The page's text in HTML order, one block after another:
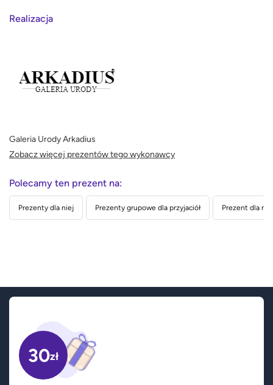
Realizacja
Galeria Urody Arkadius
Zobacz więcej prezentów tego wykonawcy
Polecamy ten prezent na:
Prezenty dla niej Prezenty grupowe dla przyjaciół Prezent dla
30zł